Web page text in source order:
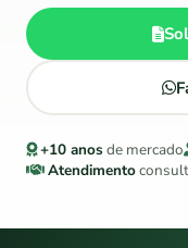
+10 anos de mercado
Atendimento